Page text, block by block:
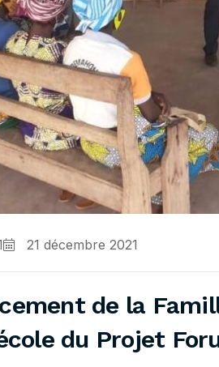
21 décembre 2021
de la
du Projet